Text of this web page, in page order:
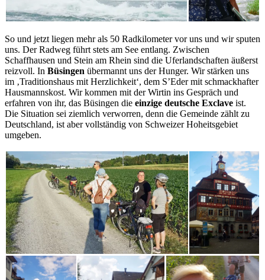
So und jetzt liegen mehr als 50 Radkilometer vor uns und wir sputen
uns. Der Radweg führt stets am See entlang. Zwischen
Schaffhausen und Stein am Rhein sind die Uferlandschaften äußerst
reizvoll. In Büsingen übermannt uns der Hunger. Wir stärken uns
im ‚Traditionshaus mit Herzlichkeit‘, dem S’Eder mit schmackhafter
Hausmannskost. Wir kommen mit der Wirtin ins Gespräch und
erfahren von ihr, das Büsingen die einzige deutsche Exclave ist.
Die Situation sei ziemlich verworren, denn die Gemeinde zählt zu
Deutschland, ist aber vollständig von Schweizer Hoheitsgebiet
umgeben.